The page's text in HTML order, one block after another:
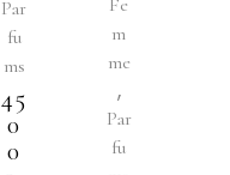
Par
fu
ms
45
0
0
m
me
,
Par
fu